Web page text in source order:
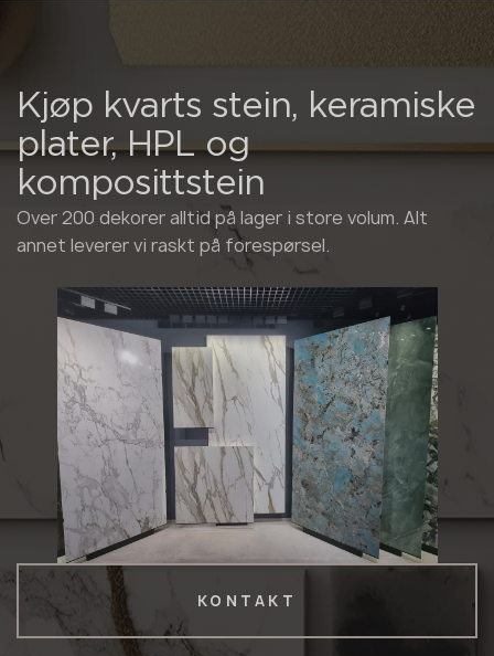
Kjøp kvarts stein, keramiske
plater, HPL og
komposittstein
Over 200 dekorer alltid på lager i store volum. Alt
annet leverer vi raskt på forespørsel.
KONTAKT